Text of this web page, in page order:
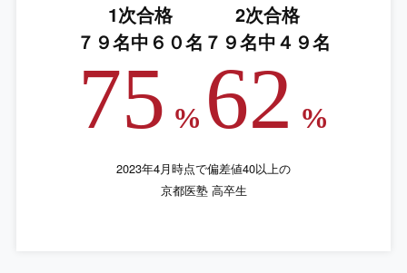
1次合格
７９名中６０名
75 %
2次合格
７９名中４９名
62 %
2023年4月時点で偏差値40以上の
京都医塾 高卒生